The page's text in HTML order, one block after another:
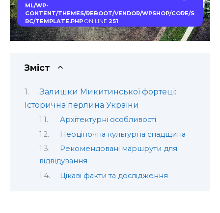
ML/WP-
CONTENT/THEMES/REBOOT/VENDOR/WPSHOP/CORE/S
RC/TEMPLATE.PHPON LINE 251
Зміст
Залишки Микитинської фортеці:
Історична перлина України
Архітектурні особливості
Неоціночна культурна спадщина
Рекомендовані маршрути для
відвідування
Цікаві факти та дослідження